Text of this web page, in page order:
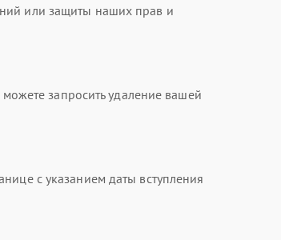
или защиты наших прав и
запросить удаление вашей
с указанием даты вступления